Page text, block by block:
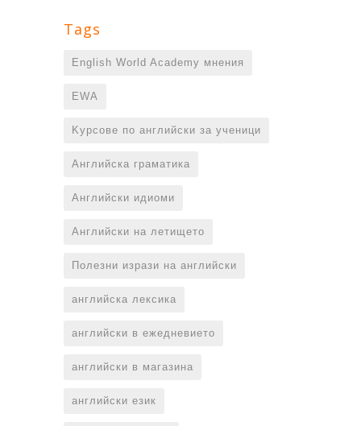
Tags
English World Academy мнения
EWA
Kурсове по английски за ученици
Английска граматика
Английски идиоми
Английски на летището
Полезни изрази на английски
английска лексика
английски в ежедневието
английски в магазина
английски език